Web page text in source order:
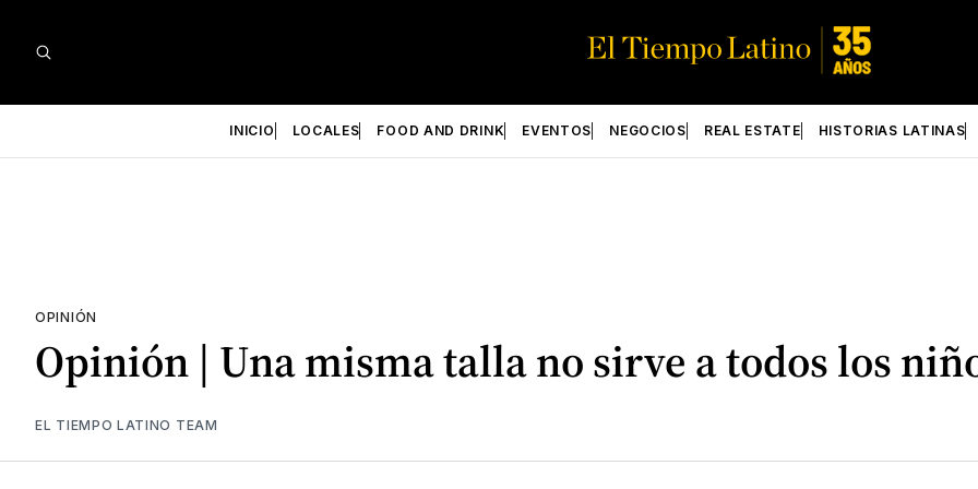
INICIO LOCALES FOOD AND DRINK EVENTOS NEGOCIOS REAL ESTATE HISTORIAS LATINAS
OPINIÓN
Opinión | Una misma talla no sirve a todos los
EL TIEMPO LATINO TEAM